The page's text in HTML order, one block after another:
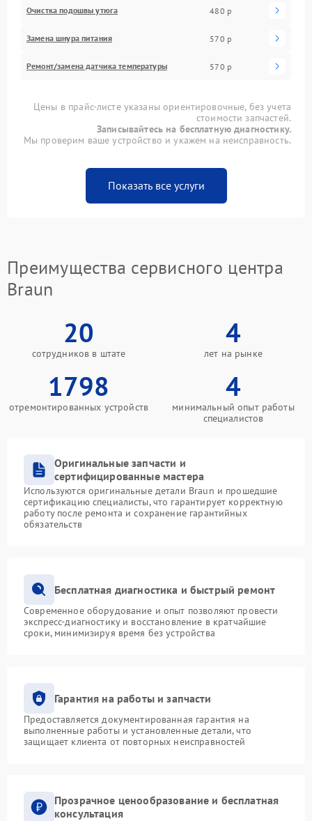
Очистка подошвы утюга 480 р
Замена шнура питания 570 р
Ремонт/замена датчика температуры 570 р
Цены в прайс-листе указаны ориентировочные, без учета
стоимости запчастей.
Записывайтесь на бесплатную диагностику.
Мы проверим ваше устройство и укажем на неисправность.
Показать все услуги
Преимущества сервисного центра
Braun
20
сотрудников в штате
4
лет на рынке
1798
отремонтированных устройств
4
минимальный опыт работы
специалистов
Оригинальные запчасти и
сертифицированные мастера
Используются оригинальные детали Braun и прошедшие
сертификацию специалисты, что гарантирует корректную
работу после ремонта и сохранение гарантийных
обязательств
Бесплатная диагностика и быстрый ремонт
Современное оборудование и опыт позволяют провести
экспресс-диагностику и восстановление в кратчайшие
сроки, минимизируя время без устройства
Гарантия на работы и запчасти
Предоставляется документированная гарантия на
выполненные работы и установленные детали, что
защищает клиента от повторных неисправностей
Прозрачное ценообразование и бесплатная
консультация